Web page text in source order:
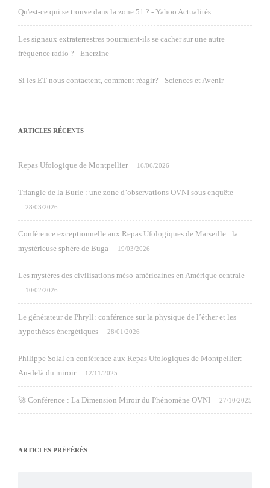
Qu'est-ce qui se trouve dans la zone 51 ? - Yahoo Actualités
Les signaux extraterrestres pourraient-ils se cacher sur une autre
fréquence radio ? - Enerzine
Si les ET nous contactent, comment réagir? - Sciences et Avenir
ARTICLES RÉCENTS
Repas Ufologique de Montpellier 16/06/2026
Triangle de la Burle : une zone d’observations OVNI sous enquête
28/03/2026
Conférence exceptionnelle aux Repas Ufologiques de Marseille : la
mystérieuse sphère de Buga
19/03/2026
Les mystères des civilisations méso-américaines en Amérique centrale
10/02/2026
Le générateur de Phryll: conférence sur la physique de l’éther et les
hypothèses énergétiques
28/01/2026
Philippe Solal en conférence aux Repas Ufologiques de Montpellier:
Au-delà du miroir
12/11/2025
🚀 Conférence : La Dimension Miroir du Phénomène OVNI 27/10/2025
ARTICLES PRÉFÉRÉS